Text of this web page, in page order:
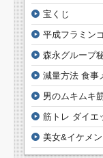
宝くじ
平成フラミン
森永グループ
減量方法 食事
男のムキムキ
筋トレ ダイエ
美女&イケメン